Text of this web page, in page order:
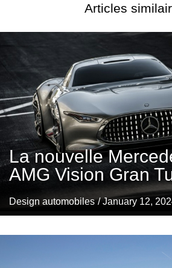
Articles
La nouvelle
AMG Vision Gran
Design automobiles / January 12,